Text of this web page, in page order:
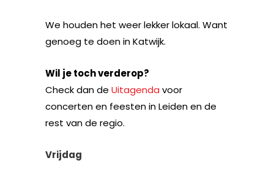
We houden het weer lekker lokaal. Want
genoeg te doen in Katwijk.
Wil je toch verderop?
Check dan de Uitagenda voor
concerten en feesten in Leiden en de
rest van de regio.
Vrijdag